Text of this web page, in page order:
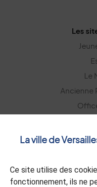
Les
Le
Ancienne
La ville de
Ce site utilise des
fonctionnement, ils ne